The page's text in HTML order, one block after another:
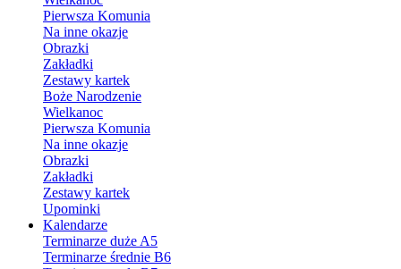
Pierwsza Komunia
Na inne okazje
Obrazki
Zakładki
Zestawy kartek
Boże Narodzenie
Wielkanoc
Pierwsza Komunia
Na inne okazje
Obrazki
Zakładki
Zestawy kartek
Upominki
Kalendarze
Terminarze duże A5
Terminarze średnie B6